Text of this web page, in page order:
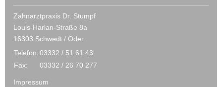
Zahnarztpraxis Dr. Stumpf
Louis-Harlan-Straße 8a
16303 Schwedt / Oder
Telefon:03332 / 51 61 43
Fax:
03332 / 26 70 277
Impressum